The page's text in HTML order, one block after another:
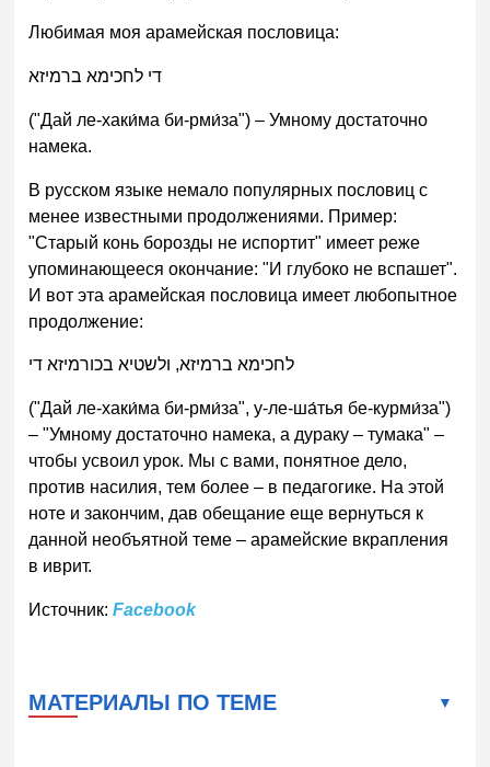
Любимая моя арамейская пословица:
די לחכימא ברמיזא
("Дай ле-хаки́ма би-рми́за") – Умному достаточно
намека.
В русском языке немало популярных пословиц с
менее известными продолжениями. Пример:
"Старый конь борозды не испортит" имеет реже
упоминающееся окончание: "И глубоко не вспашет".
И вот эта арамейская пословица имеет любопытное
продолжение:
לחכימא ברמיזא, ולשטיא בכורמיזא די
("Дай ле-хаки́ма би-рми́за", у-ле-ша́тья бе-курми́за")
– "Умному достаточно намека, а дураку – тумака" –
чтобы усвоил урок. Мы с вами, понятное дело,
против насилия, тем более – в педагогике. На этой
ноте и закончим, дав обещание еще вернуться к
данной необъятной теме – арамейские вкрапления
в иврит.
Источник: Facebook
МАТЕРИАЛЫ ПО ТЕМЕ